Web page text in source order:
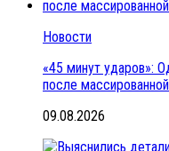
Новости
«45 минут ударов»:
после
09.08.2026